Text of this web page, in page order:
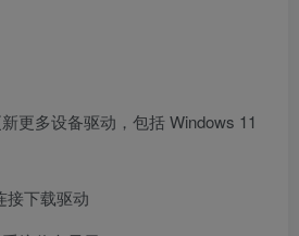
更多设备驱动，包括 Windows 11
接下载驱动